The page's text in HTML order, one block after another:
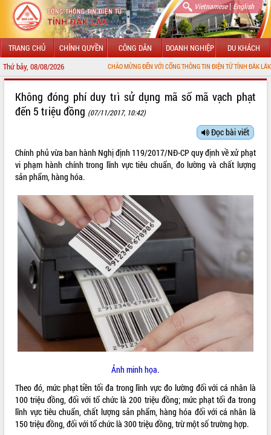
Vietnamese| English
TRANG CHỦ CHÍNH QUYỀN CÔNG DÂN DOANH NGHIỆP DU KHÁCH
Thứ bảy, 08/08/2026 CHÀO MỪNG ĐẾN VỚI CỔNG THÔNG TIN ĐIỆN TỬ TỈNH ĐẮK LẮK
LÃNH ĐẠO UBND TỈNH
SỞ, BAN, NGÀNH
THÔNG TIN CHỈ ĐẠO ĐIỀU HÀNH
HỆ THỐNG VĂN BẢN
VĂN BẢN HĐND TỈNH
ĐIỂM TIN VĂN BẢN
QUY HOẠCH - KẾ HOẠCH
Không đóng phí duy trì sử dụng mã số mã vạch phạt
đến 5 triệu đồng (07/11/2017, 10:42)
Đọc bài viết
Chính phủ vừa ban hành Nghị định 119/2017/NĐ-CPquy định về xử phạt
vi phạm hành chính trong lĩnh vực tiêu chuẩn, đo lường và chất lượng
sản phẩm, hàng hóa.
Ảnh minh họa.
Theo đó, mức phạt tiền tối đa trong lĩnh vực đo lường đối với cá nhân là
100 triệu đồng, đối với tổ chức là 200 triệu đồng; mức phạt tối đa trong
lĩnh vực tiêu chuẩn, chất lượng sản phẩm, hàng hóa đối với cá nhân là
150 triệu đồng, đối với tổ chức là 300 triệu đồng, trừ một số trường hợp.